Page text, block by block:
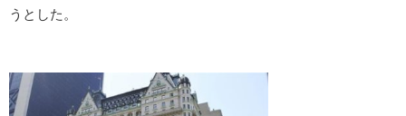
うとした。